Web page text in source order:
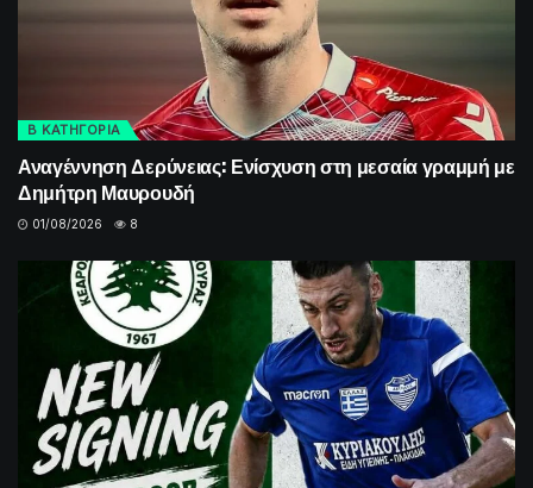
Β ΚΑΤΗΓΟΡΙΑ
Αναγέννηση Δερύνειας: Ενίσχυση στη μεσαία γραμμή με
Δημήτρη Μαυρουδή
01/08/2026 8